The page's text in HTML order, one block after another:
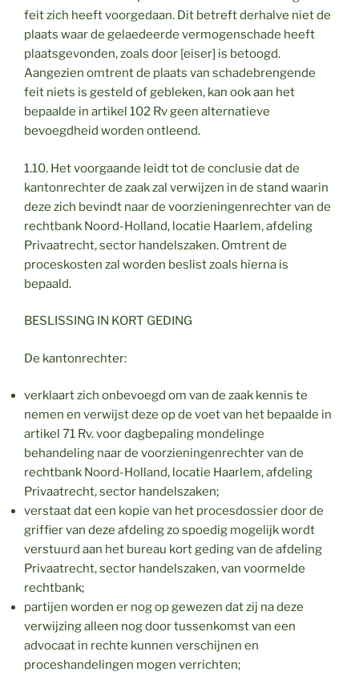
feit zich heeft voorgedaan. Dit betreft derhalve niet de
plaats waar de gelaedeerde vermogenschade heeft
plaatsgevonden, zoals door [eiser] is betoogd.
Aangezien omtrent de plaats van schadebrengende
feit niets is gesteld of gebleken, kan ook aan het
bepaalde in artikel 102 Rv geen alternatieve
bevoegdheid worden ontleend.
1.10. Het voorgaande leidt tot de conclusie dat de
kantonrechter de zaak zal verwijzen in de stand waarin
deze zich bevindt naar de voorzieningenrechter van de
rechtbank Noord-Holland, locatie Haarlem, afdeling
Privaatrecht, sector handelszaken. Omtrent de
proceskosten zal worden beslist zoals hierna is
bepaald.
BESLISSING IN KORT GEDING
De kantonrechter:
verklaart zich onbevoegd om van de zaak kennis te
nemen en verwijst deze op de voet van het bepaalde in
artikel 71 Rv. voor dagbepaling mondelinge
behandeling naar de voorzieningenrechter van de
rechtbank Noord-Holland, locatie Haarlem, afdeling
Privaatrecht, sector handelszaken;
verstaat dat een kopie van het procesdossier door de
griffier van deze afdeling zo spoedig mogelijk wordt
verstuurd aan het bureau kort geding van de afdeling
Privaatrecht, sector handelszaken, van voormelde
rechtbank;
partijen worden er nog op gewezen dat zij na deze
verwijzing alleen nog door tussenkomst van een
advocaat in rechte kunnen verschijnen en
proceshandelingen mogen verrichten;